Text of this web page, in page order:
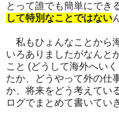
とって誰でも簡単にでき
して特別なことではない
私もひょんなことから
いろありましたがなんと
こと (どうして海外へい
たか、どうやって外の仕
か、将来をどう考えてい
ログでまとめて書いてい